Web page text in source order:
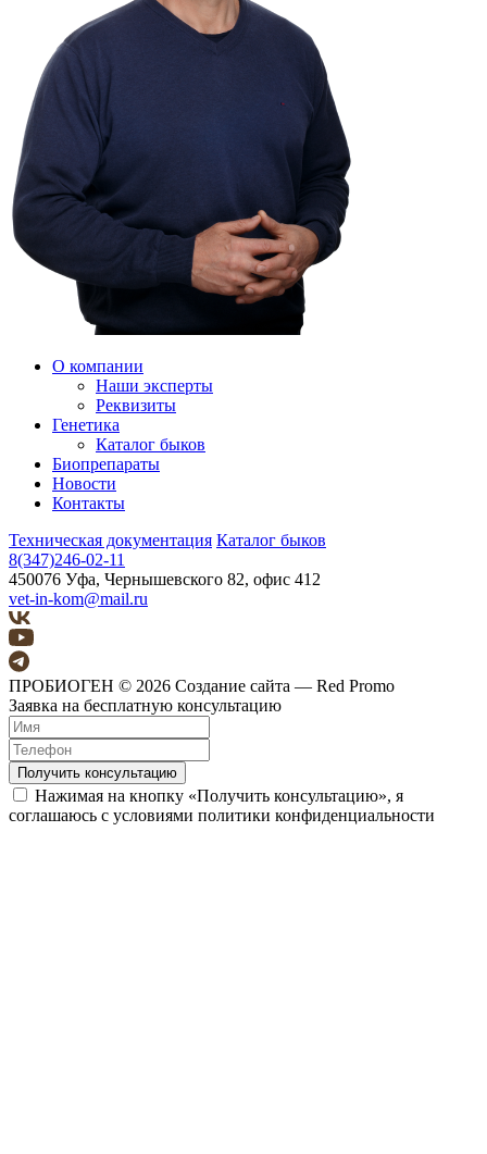
О компании
Наши эксперты
Реквизиты
Генетика
Каталог быков
Биопрепараты
Новости
Контакты
Техническая документация Каталог быков
8(347)246-02-11
450076 Уфа, Чернышевского 82, офис 412
vet-in-kom@mail.ru
ПРОБИОГЕН © 2026 Создание сайта — Red Promo
Заявка на бесплатную консультацию
Получить консультацию
Нажимая на кнопку «Получить консультацию», я
соглашаюсь с условиями политики конфиденциальности